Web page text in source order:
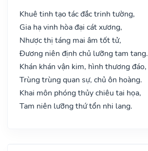
Khuê tinh tạo tác đắc trinh tường,
Gia hạ vinh hòa đại cát xương,
Nhược thị táng mai âm tốt tử,
Đương niên định chủ lưỡng tam tang.
Khán khán vận kim, hình thương đáo,
Trùng trùng quan sự, chủ ôn hoàng.
Khai môn phóng thủy chiêu tai họa,
Tam niên lưỡng thứ tổn nhi lang.